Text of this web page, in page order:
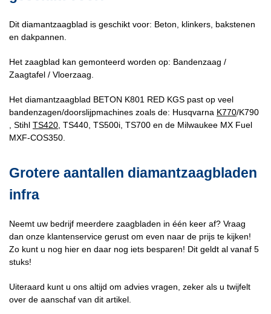
Dit diamantzaagblad is geschikt voor: Beton, klinkers, bakstenen
en dakpannen.
Het zaagblad kan gemonteerd worden op: Bandenzaag /
Zaagtafel / Vloerzaag.
Het diamantzaagblad BETON K801 RED KGS past op veel
bandenzagen/doorslijpmachines zoals de: Husqvarna K770/K790
, Stihl TS420 , TS440, TS500i, TS700 en de Milwaukee MX Fuel
MXF-COS350.
Grotere aantallen diamantzaagbladen
infra
Neemt uw bedrijf meerdere zaagbladen in één keer af? Vraag
dan onze klantenservice gerust om even naar de prijs te kijken!
Zo kunt u nog hier en daar nog iets besparen! Dit geldt al vanaf 5
stuks!
Uiteraard kunt u ons altijd om advies vragen, zeker als u twijfelt
over de aanschaf van dit artikel.